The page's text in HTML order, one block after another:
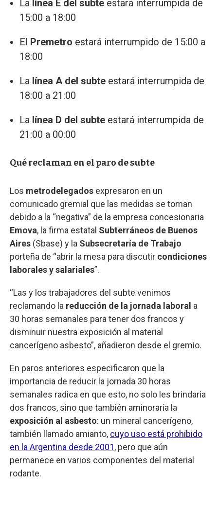
La línea E del subte estará interrumpida de
15:00 a 18:00
El Premetro estará interrumpido de 15:00 a
18:00
La línea A del subte estará interrumpida de
18:00 a 21:00
La línea D del subte estará interrumpida de
21:00 a 00:00
Qué reclaman en el paro de subte
Los metrodelegados expresaron en un
comunicado gremial que las medidas se toman
debido a la “negativa” de la empresa concesionaria
Emova, la firma estatal Subterráneos de Buenos
Aires (Sbase) y la Subsecretaría de Trabajo
porteña de “abrir la mesa para discutir condiciones
laborales y salariales”.
“Las y los trabajadores del subte venimos
reclamando la reducción de la jornada laboral a
30 horas semanales para tener dos francos y
disminuir nuestra exposición al material
cancerígeno asbesto”, añadieron desde el gremio.
En paros anteriores especificaron que la
importancia de reducir la jornada 30 horas
semanales radica en que esto, no solo les brindaría
dos francos, sino que también aminoraría la
exposición al asbesto: un mineral cancerígeno,
también llamado amianto, cuyo uso está prohibido
en la Argentina desde 2001, pero que aún
permanece en varios componentes del material
rodante.